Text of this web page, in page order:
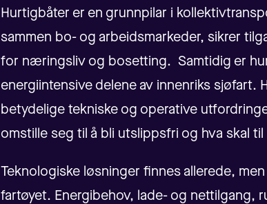
Hurtigbåter er en grunnpilar i
sammen bo- og arbeidsmarkeder, sikrer
for næringsliv og bosetting. Samtidig er
energiintensive delene av innenriks sjøfart.
betydelige tekniske og operative
omstille seg til å bli utslippsfri og hva skal
Teknologiske løsninger finnes allerede,
fartøyet. Energibehov, lade- og nettilgang,